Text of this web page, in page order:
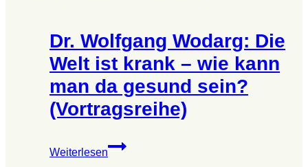
–
wie
kann
man
da
sein?
(Vortragsreihe)
Dr. Wolfgang Wodarg: Die
Welt ist krank – wie kann
man da gesund sein?
(Vortragsreihe)
Weiterlesen
Dr.